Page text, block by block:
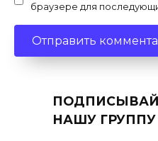
браузере для
НАШУ ГРУППУ